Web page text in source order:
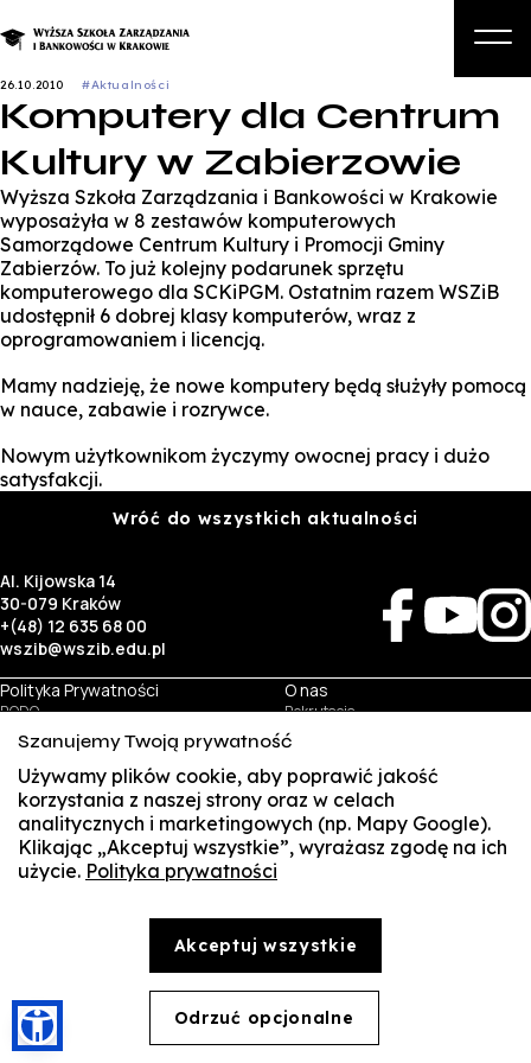
O nas
Studia podyplomowe i kursy
Kandydat
Zapisz się na studia
26.10.2010 #Aktualności
Komputery dla Centrum
Kultury w Zabierzowie
Wyższa Szkoła Zarządzania i Bankowości w Krakowie
wyposażyła w 8 zestawów komputerowych
Samorządowe Centrum Kultury i Promocji Gminy
Zabierzów. To już kolejny podarunek sprzętu
komputerowego dla SCKiPGM. Ostatnim razem WSZiB
udostępnił 6 dobrej klasy komputerów, wraz z
oprogramowaniem i licencją.
Mamy nadzieję, że nowe komputery będą służyły pomocą
w nauce, zabawie i rozrywce.
Nowym użytkownikom życzymy owocnej pracy i dużo
satysfakcji.
Wróć do wszystkich aktualności
Al. Kijowska 14
30-079 Kraków
+(48) 12 635 68 00
wszib@wszib.edu.pl
Polityka Prywatności
RODO
BIP
Identyfikacja wizualna
O nas
Rekrutacja
Studia
Kontakt
Biznes
Wynajem sal
Targi pracy
Student
Multis Multum
Biblioteka
inaczej, utwory w rozumieniu właściwych przepisów, do których prawa majątkowe autorskie
przysługują WSZIB. Bez uprzedniej zgody WSZIB zabrania się w stosunku do tych treści oraz ich
części: kopiowania, reprodukowania, modyfikowania, dystrybuowania, publikowania,
wyświetlania, utrwalania oraz wykorzystywania w jakiejkolwiek innej formie. Ograniczenia
powyższe nie dotyczą dozwolonego użytku osobistego.
Szanujemy Twoją prywatność
Używamy plików cookie, aby poprawić jakość
korzystania z naszej strony oraz w celach
analitycznych i marketingowych (np. Mapy Google).
Klikając „Akceptuj wszystkie”, wyrażasz zgodę na ich
użycie. Polityka prywatności
Akceptuj wszystkie
Odrzuć opcjonalne